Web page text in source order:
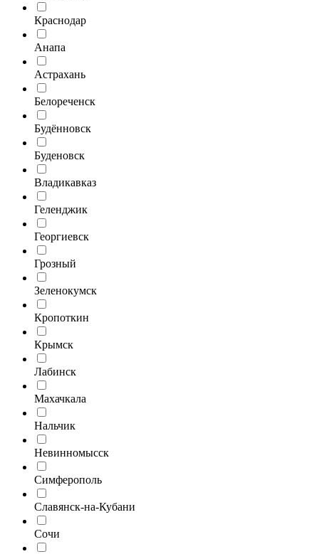
Краснодар
Анапа
Астрахань
Белореченск
Будённовск
Буденовск
Владикавказ
Геленджик
Георгиевск
Грозный
Зеленокумск
Кропоткин
Крымск
Лабинск
Махачкала
Нальчик
Невинномысск
Симферополь
Славянск-на-Кубани
Сочи